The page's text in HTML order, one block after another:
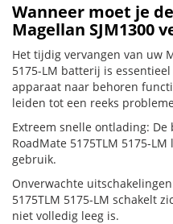
Wanneer moet je
Magellan SJM1300
Het tijdig vervangen van uw
5175-LM batterij is
apparaat naar behoren
leiden tot een reeks
Extreem snelle ontlading:
RoadMate 5175TLM 5175-
gebruik.
Onverwachte
5175TLM 5175-LM schakelt
niet volledig leeg is.